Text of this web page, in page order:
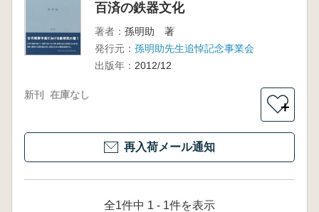
百済の鉄器文化
著者： 孫明助 著
発行元： 孫明助先生追悼記念事業会
出版年： 2012/12
新刊 在庫なし
＋
再入荷メール通知
全1件中 1 - 1件を表示